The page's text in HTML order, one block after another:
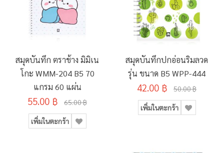
สมุดบันทึก ตราช้าง มิมิเน
โกะ WMM-204 B5 70
แกรม 60 แผ่น
55.00 ฿ 65.00 ฿
เพิ่มในตะกร้า
สมุดบันทึกปกอ่อนริมลวด
รุ่น ขนาด B5 WPP-444
42.00 ฿ 50.00 ฿
เพิ่มในตะกร้า